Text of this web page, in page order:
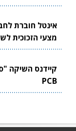
אינטל חוברת
מצעי הזכוכית
קיידנס השיקה
PCB